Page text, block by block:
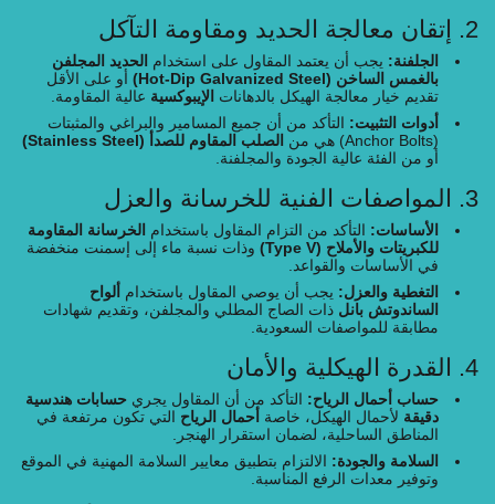
الجلفنة:يجب أن يعتمد المقاول على استخدامالحديد المجلفن
بالغمس الساخن (Hot-Dip Galvanized Steel)
أو على الأقل
تقديم خيار معالجة الهيكل بالدهاناتالإيبوكسيةعالية المقاومة.
أدوات التثبيت:التأكد من أن جميع المسامير والبراغي والمثبتات
الصلب المقاوم للصدأ (Stainless Steel)
أو من الفئة عالية الجودة والمجلفنة.
الأساسات:التأكد من التزام المقاول باستخدامالخرسانة المقاومة
للكبريتات والأملاح (Type V)
وذات نسبة ماء إلى إسمنت منخفضة
في الأساسات والقواعد.
التغطية والعزل: يجب أن يوصي المقاول باستخدامألواح
الساندوتش بانلذات الصاج المطلي والمجلفن، وتقديم شهادات
مطابقة للمواصفات السعودية.
حساب أحمال الرياح:التأكد من أن المقاول يجري حسابات هندسية
دقيقةلأحمال الهيكل، خاصةأحمال الرياحالتي تكون مرتفعة في
المناطق الساحلية، لضمان استقرار الهنجر.
السلامة والجودة:الالتزام بتطبيق معايير السلامة المهنية في الموقع
وتوفير معدات الرفع المناسبة.